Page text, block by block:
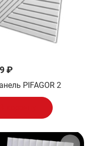
₽
PIFAGOR 2